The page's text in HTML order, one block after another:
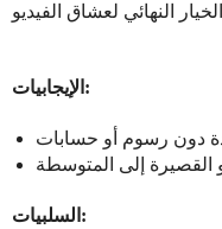
الإيجابيات:
السلبيات: